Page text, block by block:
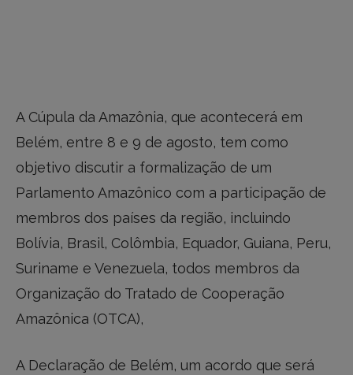
A Cúpula da Amazônia, que acontecerá em
Belém, entre 8 e 9 de agosto, tem como
objetivo discutir a formalização de um
Parlamento Amazônico com a participação de
membros dos países da região, incluindo
Bolívia, Brasil, Colômbia, Equador, Guiana, Peru,
Suriname e Venezuela, todos membros da
Organização do Tratado de Cooperação
Amazônica (OTCA),
A Declaração de Belém, um acordo que será